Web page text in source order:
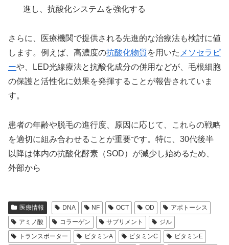
進し、抗酸化システムを強化する
さらに、医療機関で提供される先進的な治療法も検討に値
します。例えば、高濃度の抗酸化物質を用いた メソセラピ
ーや、LED光線療法と抗酸化成分の併用などが、毛根細胞
の保護と活性化に効果を発揮することが報告されていま
す。
患者の年齢や脱毛の進行度、原因に応じて、これらの戦略
を適切に組み合わせることが重要です。特に、30代後半
以降は体内の抗酸化酵素（SOD）が減少し始めるため、
外部から
医療情報 DNA NF OCT OD
アポトーシス
アミノ酸
コラーゲン サプリメント
ジル
トランスポーター
ビタミンA ビタミンC
ビタミンE